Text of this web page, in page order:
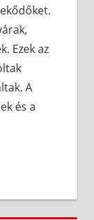
Ezek az
A
és a